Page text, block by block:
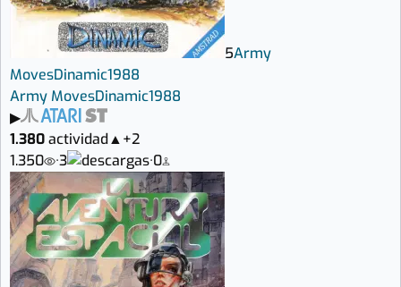
5Army
MovesDinamic1988
Army MovesDinamic1988
▶
1.380actividad▲+2
1.350
·3 ·0